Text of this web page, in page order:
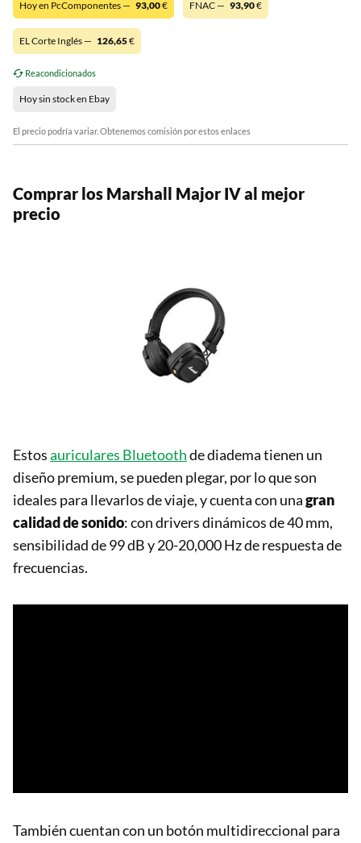
Hoy en PcComponentes — 93,00€ FNAC — 93,90€
EL Corte Inglés — 126,65€
Reacondicionados
Hoy sin stock en Ebay
El precio podría variar. Obtenemos comisión por estos enlaces
Comprar los Marshall Major IV al mejor
precio
Estosauriculares Bluetoothde diadema tienen un
diseño premium, se pueden plegar, por lo que son
ideales para llevarlos de viaje, y cuenta con unagran
calidad de sonido: con drivers dinámicos de 40 mm,
sensibilidad de 99 dB y 20-20,000 Hz de respuesta de
frecuencias.
También cuentan con un botón multidireccional para